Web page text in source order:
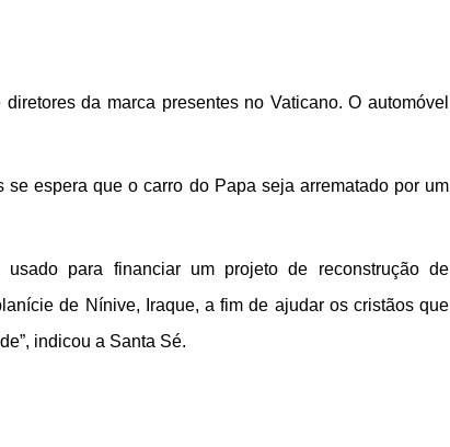
da marca presentes no Vaticano. O automóvel
espera que o carro do Papa seja arrematado por um
para financiar um projeto de reconstrução de
de Nínive, Iraque, a fim de ajudar os cristãos que
indicou a Santa Sé.